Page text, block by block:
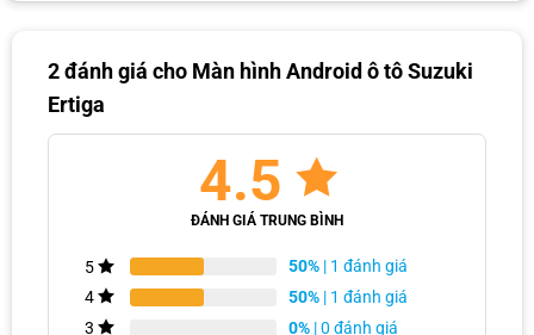
Lắp màn hình Android ô tô Suzuki Ertiga mang lại
nhiều lợi ích vượt trội
thiết thực trong quá trình lái xe hằng ngày của bạn:
Màn hình chính hãng bền bỉ, hoạt động ổn định, ít phát sinh lỗi và
2 đánh giá cho Màn hình Android ô tô Suzuki
Ertiga
4.5
ĐÁNH GIÁ TRUNG BÌNH
5 50% | 1 đánh giá
4
50% | 1 đánh giá
3
0% | 0 đánh giá